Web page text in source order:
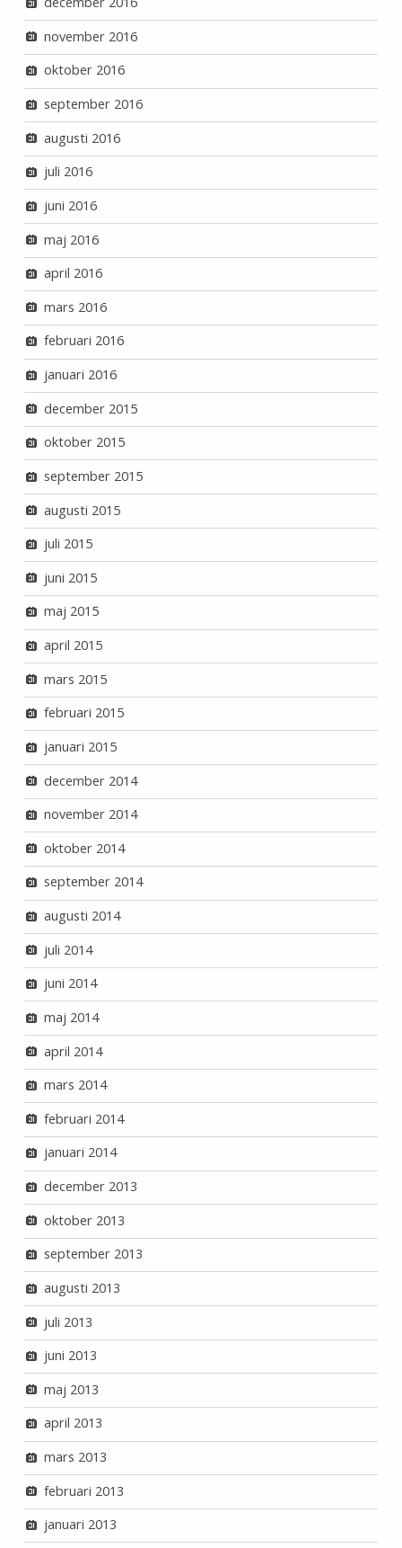
november 2016
oktober 2016
september 2016
augusti 2016
juli 2016
juni 2016
maj 2016
april 2016
mars 2016
februari 2016
januari 2016
december 2015
oktober 2015
september 2015
augusti 2015
juli 2015
juni 2015
maj 2015
april 2015
mars 2015
februari 2015
januari 2015
december 2014
november 2014
oktober 2014
september 2014
augusti 2014
juli 2014
juni 2014
maj 2014
april 2014
mars 2014
februari 2014
januari 2014
december 2013
oktober 2013
september 2013
augusti 2013
juli 2013
juni 2013
maj 2013
april 2013
mars 2013
februari 2013
januari 2013